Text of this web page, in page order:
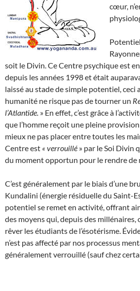
cœur,
soit le Divin. Ce Centre psychique est
depuis les années 1998 et était
laissé au stade de simple potentiel, ceci
humanité ne risque pas de tourner un
l’Atlantide. » En effet, c’est grâce à
que l’homme reçoit une pleine
mieux ne pas placer entre toutes les
Centre est « verrouillé » par le Soi Divin
du moment opportun pour le rendre de
C’est généralement par le biais d’une
Kundalini (énergie résiduelle du Saint-
potentiel se remet en activité, offrant
des moyens qui, depuis des
rêver les étudiants de l’ésotérisme.
n’est pas affecté par nos processus
généralement verrouillé (sauf chez